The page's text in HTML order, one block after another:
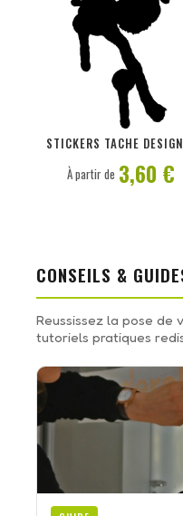
STICKERS TACHE
PERSONNALISER
À partir de 3,60 €
CONSEILS &
Reussissez la pose de
tutoriels pratiques